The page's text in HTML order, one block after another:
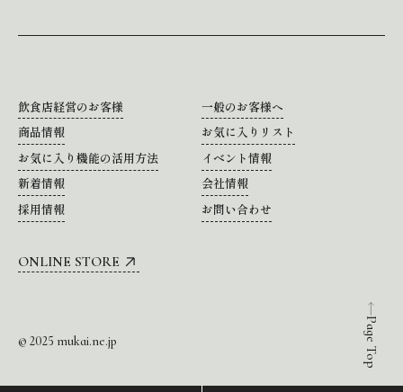
Page Top
飲食店経営のお客様
一般のお客様へ
商品情報
お気に入りリスト
お気に入り機能の活用方法
イベント情報
新着情報
会社情報
採用情報
お問い合わせ
ONLINE STORE
© 2025 mukai.ne.jp